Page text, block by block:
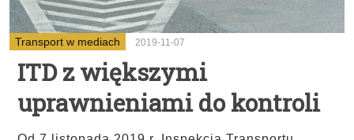
Transport w mediach 2019-11-07
ITD z większymi
uprawnieniami do kontroli